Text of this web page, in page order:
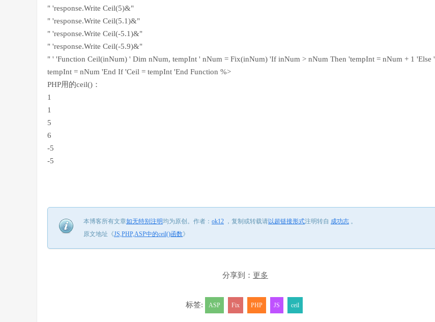
" 'response.Write Ceil(5)&"
" 'response.Write Ceil(5.1)&"
" 'response.Write Ceil(-5.1)&"
" 'response.Write Ceil(-5.9)&"
" ' 'Function Ceil(inNum) ' Dim nNum, tempInt ' nNum = Fix(inNum) 'If inNum > nNum Then 'tempInt = nNum + 1 'Else '
tempInt = nNum 'End If 'Ceil = tempInt 'End Function %>
PHP用的ceil()：
1
1
5
6
-5
-5
本博客所有文章如无特别注明均为原创。 作者： ok12 ， 复制或转载请以超链接形式注明转自 成功志 。
原文地址《JS,PHP,ASP中的ceil()函数》
分享到： 更多
标签: ASP Fix PHP JS ceil